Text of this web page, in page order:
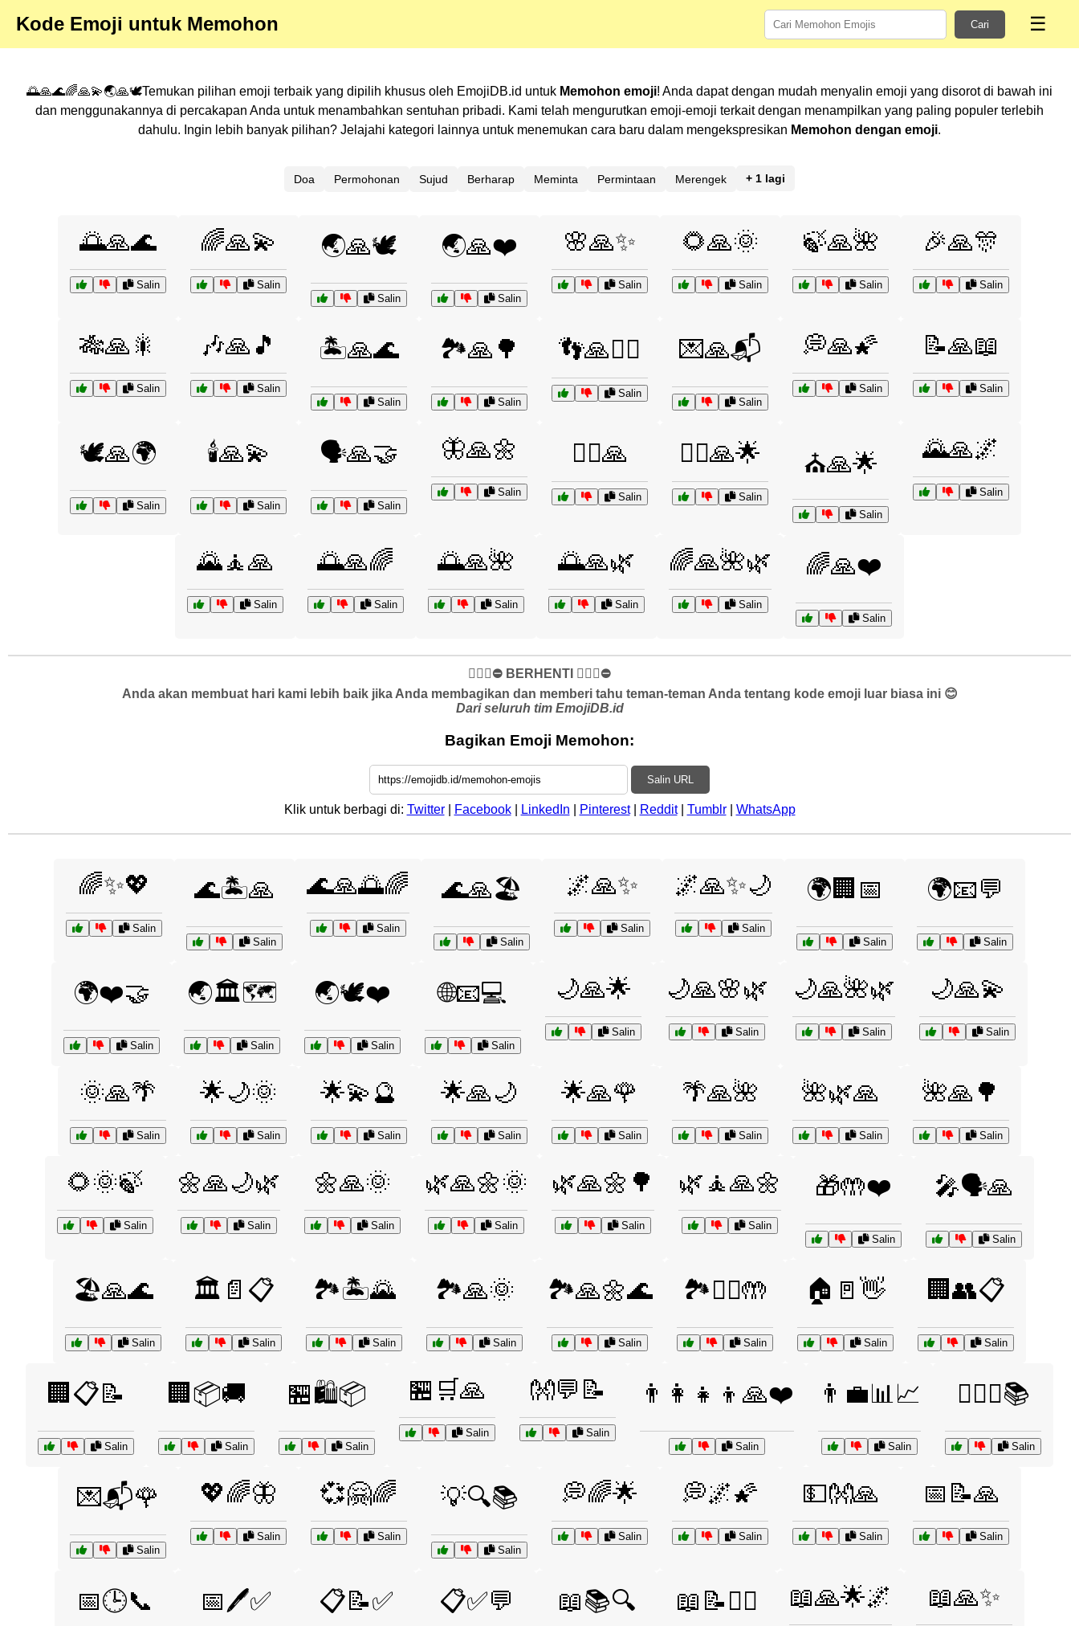
Kode Emoji untuk Memohon Cari ☰
🌅🙏🌊🌈🙏💫🌏🙏🕊️Temukan pilihan emoji terbaik yang dipilih khusus oleh EmojiDB.id untuk Memohon emoji! Anda dapat dengan mudah menyalin emoji yang disorot di bawah ini
dan menggunakannya di percakapan Anda untuk menambahkan sentuhan pribadi. Kami telah mengurutkan emoji-emoji terkait dengan menampilkan yang paling populer terlebih
dahulu. Ingin lebih banyak pilihan? Jelajahi kategori lainnya untuk menemukan cara baru dalam mengekspresikan Memohon dengan emoji.
Doa Permohonan Sujud Berharap Meminta Permintaan Merengek + 1 lagi
🌅🙏🌊
Salin
🌈🙏💫
Salin
🌏🙏🕊️
Salin
🌏🙏❤️
Salin
🌸🙏✨
Salin
🌻🙏🌞
Salin
🍃🙏🌺
Salin
🎉🙏🎊
Salin
🎋🙏🎇
Salin
🎶🙏🎵
Salin
🏝️🙏🌊
Salin
🏞️🙏🌳
Salin
👣🙏🚶‍♀️
Salin
💌🙏📬
Salin
💭🙏🌠
Salin
📝🙏📖
Salin
🕊️🙏🌍
Salin
🕯️🙏💫
Salin
🗣️🙏🤝
Salin
🦋🙏🌼
Salin
🧘‍♂️🙏
Salin
🧚‍♀️🙏🌟
Salin
⛪🙏🌟
Salin
🌄🙏🌌
Salin
🌄🧘🙏
Salin
🌅🙏🌈
Salin
🌅🙏🌺
Salin
🌅🙏🌿
Salin
🌈🙏🌺🌿
Salin
🌈🙏❤️
Salin
✋🏻🛑⛔️ BERHENTI ✋🏻🛑⛔️
Anda akan membuat hari kami lebih baik jika Anda membagikan dan memberi tahu teman-teman Anda tentang kode emoji luar biasa ini 😊
Dari seluruh tim EmojiDB.id
Bagikan Emoji Memohon:
Salin URL
Klik untuk berbagi di: Twitter| Facebook| LinkedIn Pinterest| Reddit| Tumblr| WhatsApp
🌈✨💖
Salin
🌊🏝️🙏
Salin
🌊🙏🌅🌈
Salin
🌊🙏🏖️
Salin
🌌🙏✨
Salin
🌌🙏✨🌙
Salin
🌍🏢📅
Salin
🌍📧💬
Salin
🌍❤️🤝
Salin
🌏🏛️🗺️
Salin
🌏🕊️❤️
Salin
🌐📧💻
Salin
🌙🙏🌟
Salin
🌙🙏🌸🌿
Salin
🌙🙏🌺🌿
Salin
🌙🙏💫
Salin
🌞🙏🌴
Salin
🌟🌙🌞
Salin
🌟💫🔮
Salin
🌟🙏🌙
Salin
🌟🙏🌹
Salin
🌴🙏🌺
Salin
🌺🌿🙏
Salin
🌺🙏🌳
Salin
🌻🌞🍃
Salin
🌼🙏🌙🌿
Salin
🌼🙏🌞
Salin
🌿🙏🌼🌞
Salin
🌿🙏🌼🌳
Salin
🌿🧘🙏🌼
Salin
🎁🤲❤️
Salin
🎤🗣️🙏
Salin
🏖️🙏🌊
Salin
🏛️📄📋
Salin
🏞️🏝️🌄
Salin
🏞️🙏🌞
Salin
🏞️🙏🌼🌊
Salin
🏞️🚶‍♂️🤲
Salin
🏠🚪👋
Salin
🏢👥📋
Salin
🏢📋📝
Salin
🏢📦🚚
Salin
🏪🛍️📦
Salin
🏪🛒🙏
Salin
👐💬📝
Salin
👨‍👩‍👧‍👦🙏❤️
Salin
👨‍💼📊📈
Salin
👩‍⚖️⚖️📚
Salin
💌📬🌹
Salin
💖🌈🦋
Salin
💞🤗🌈
Salin
💡🔍📚
Salin
💭🌈🌟
Salin
💭🌌🌠
Salin
💵👐🙏
Salin
📅📝🙏
Salin
📅🕒📞 📅🖊️✅ 📋📝✅ 📋✅💬 📖📚🔍 📖📝🙋‍♂️ 📖🙏🌟🌌 📖🙏✨